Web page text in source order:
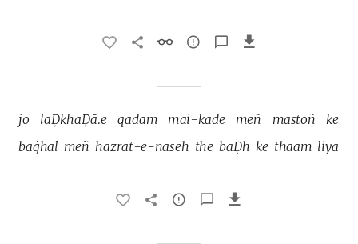
jo laḌkhaḌā.e qadam mai-kade meñ mastoñ
ke
baġhal meñ hazrat-e-nāseh the baḌh ke thaam liyā